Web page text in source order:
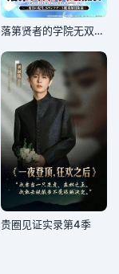
落第贤者的学院无双第二回转生
贵圈见证实录第4季